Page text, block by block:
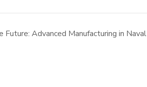
Advanced Manufacturing in Naval